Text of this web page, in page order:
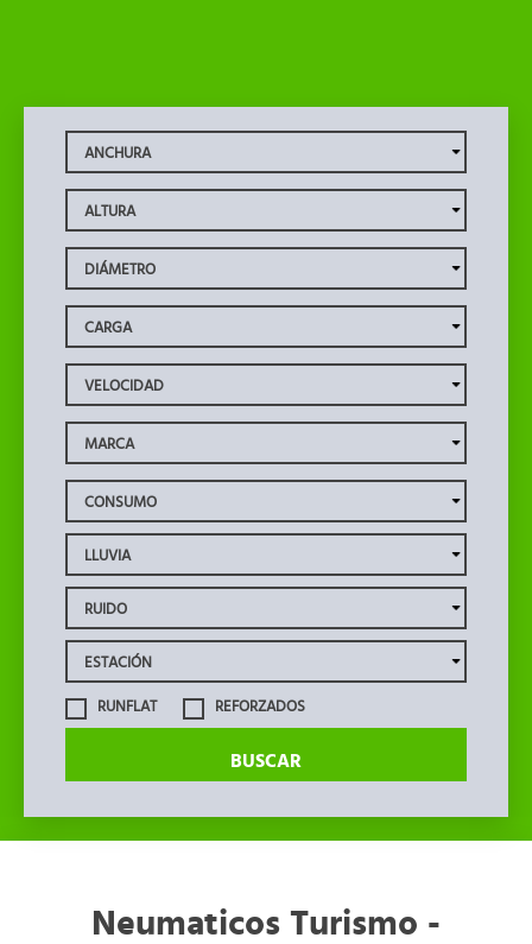
RUNFLAT REFORZADOS
BUSCAR
Neumaticos Turismo -